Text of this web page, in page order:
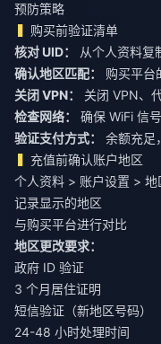
预防策略
购买前验证清单
核对 UID：
从个人资料复
确认地区匹配：
购买平台
关闭 VPN：
关闭 VPN、
检查网络：
确保 WiFi 信
验证支付方式：
余额充足
充值前确认账户地区
个人资料 > 账户设置 > 地
记录显示的地区
与购买平台进行对比
地区更改要求：
政府 ID 验证
3 个月居住证明
短信验证（新地区号码）
24-48 小时处理时间